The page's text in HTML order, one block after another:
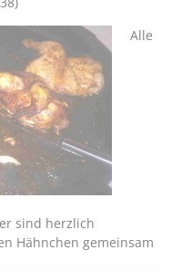
Alle
sind herzlich
Hähnchen gemeinsam